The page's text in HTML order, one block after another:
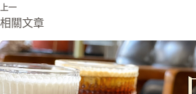
上一
相關文章